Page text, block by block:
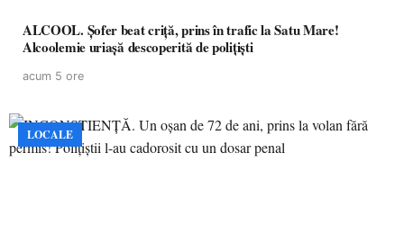
ALCOOL. Șofer beat criță, prins în trafic la Satu Mare!
Alcoolemie uriașă descoperită de polițiști
acum 5 ore
LOCALE